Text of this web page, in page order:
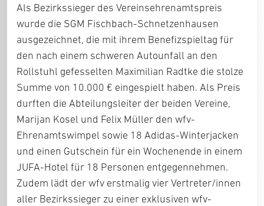
Als Bezirkssieger des Vereinsehrenamtspreis
wurde die SGM Fischbach-Schnetzenhausen
ausgezeichnet, die mit ihrem Benefizspieltag für
den nach einem schweren Autounfall an den
Rollstuhl gefesselten Maximilian Radtke die stolze
Summe von 10.000 € eingespielt haben. Als Preis
durften die Abteilungsleiter der beiden Vereine,
Marijan Kosel und Felix Müller den wfv-
Ehrenamtswimpel sowie 18 Adidas-Winterjacken
und einen Gutschein für ein Wochenende in einem
JUFA-Hotel für 18 Personen entgegennehmen.
Zudem lädt der wfv erstmalig vier Vertreter/innen
aller Bezirkssieger zu einer exklusiven wfv-